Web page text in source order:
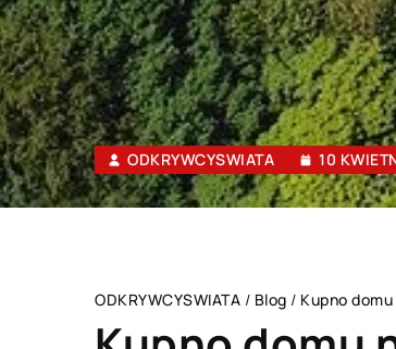
ODKRYWCYSWIATA 10
ODKRYWCYSWIATA / Blog / Kupno